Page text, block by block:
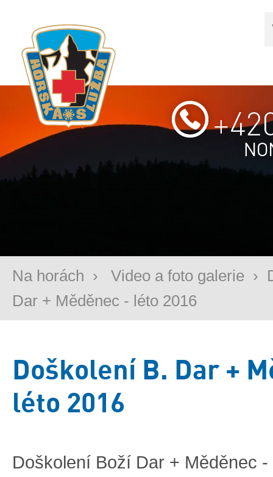
Na horách › Video a foto galerie ›
Dar + Měděnec - léto 2016
Doškolení B. Dar +
léto 2016
Doškolení Boží Dar + Měděnec